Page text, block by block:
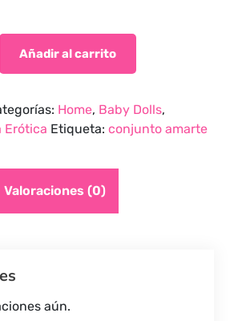
Añadir al carrito
Home, Baby Dolls,
Erótica Etiqueta: conjunto amarte
Valoraciones (0)
aún.